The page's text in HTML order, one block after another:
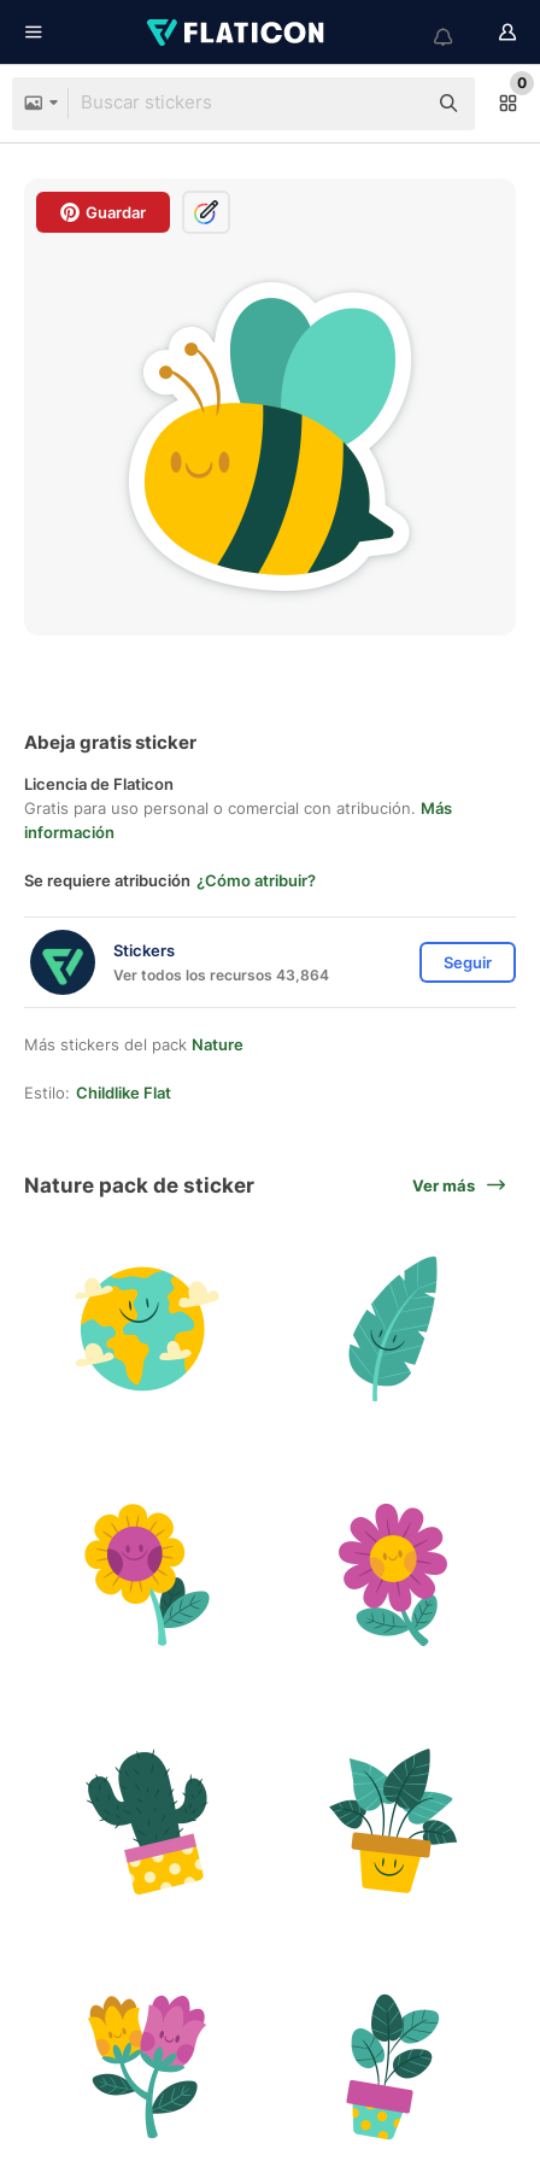
0
Guardar
Abeja gratis sticker
Licencia de Flaticon
Gratis para uso personal o comercial con atribución. Más
información
Se requiere atribución ¿Cómo atribuir?
Stickers
Ver todos los recursos 43,864
Seguir
Más stickers del pack Nature
Estilo: Childlike Flat
Nature pack de sticker Ver más